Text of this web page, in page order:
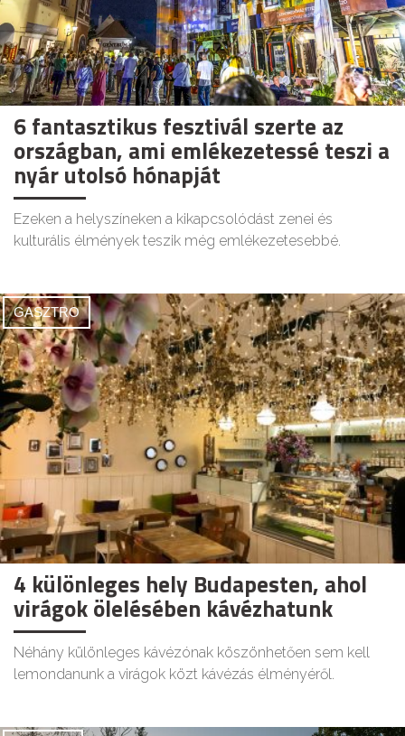
6 fantasztikus fesztivál szerte az
országban, ami emlékezetessé teszi a
nyár utolsó hónapját
Ezeken a helyszíneken a kikapcsolódást zenei és
kulturális élmények teszik még emlékezetesebbé.
GASZTRO
4 különleges hely Budapesten, ahol
virágok ölelésében kávézhatunk
Néhány különleges kávézónak köszönhetően sem kell
lemondanunk a virágok közt kávézás élményéről.